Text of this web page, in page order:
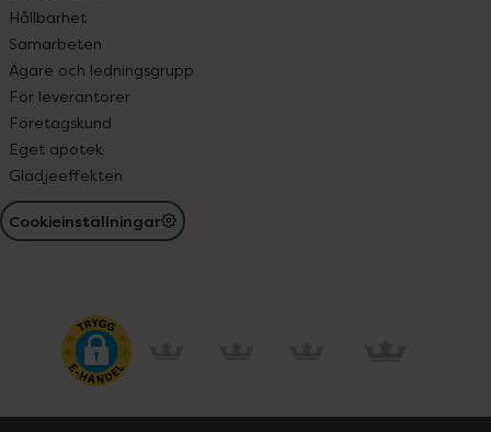
Hållbarhet
Samarbeten
Ägare och ledningsgrupp
För leverantörer
Företagskund
Eget apotek
Glädjeeffekten
Cookieinställningar